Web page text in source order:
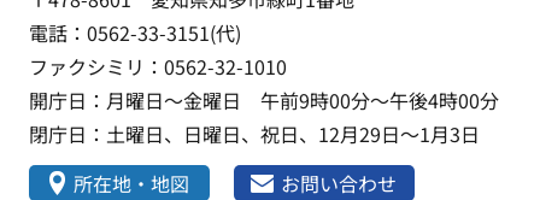
電話：0562-33-3151(代)
ファクシミリ：0562-32-1010
開庁日：月曜日～金曜日 午前9時00分～午後4時00分
閉庁日：土曜日、日曜日、祝日、12月29日～1月3日
所在地・地図
お問い合わせ